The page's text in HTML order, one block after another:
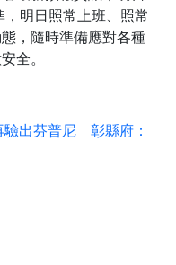
明日照常上班、照常
，隨時準備應對各種
全。
驗出芬普尼 彰縣府：